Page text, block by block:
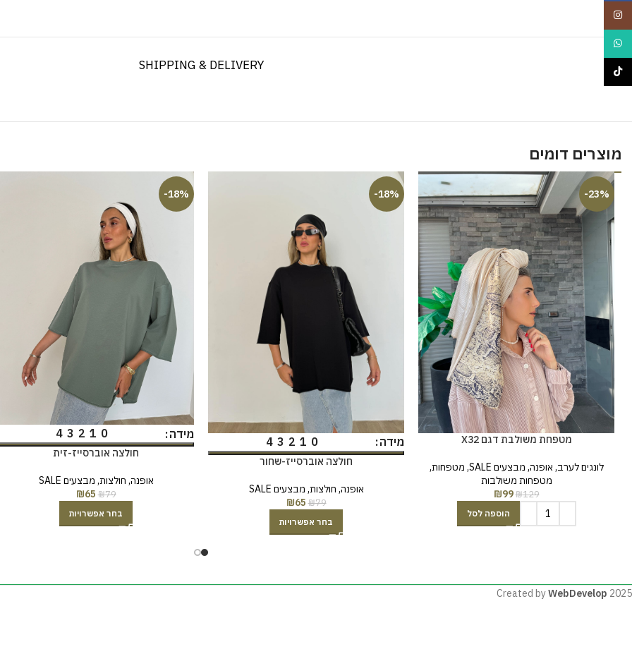
SHIPPING & DELIVERY
מוצרים דומים
-23%
מטפחת משולבת דגם X32
לונגים לערב, אופנה, מבצעים SALE , מטפחות,
מטפחות משולבות
₪129
₪99
הוספה לסל
-18%
מידה 0
1
2
3
4
חולצה אוברסייז-שחור
אופנה, חולצות, מבצעים SALE
₪79
₪65
בחר אפשרויות
-18%
מידה 0
1
2
3
4
חולצה אוברסייז-זית
אופנה, חולצות, מבצעים SALE
₪79
₪65
בחר אפשרויות
Created byWebDevelop 2025